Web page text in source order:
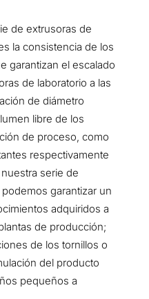
de extrusoras de
la consistencia de los
garantizan el escalado
de laboratorio a las
de diámetro
libre de los
de proceso, como
respectivamente
serie de
garantizar un
adquiridos a
de producción;
de los tornillos o
del producto
pequeños a